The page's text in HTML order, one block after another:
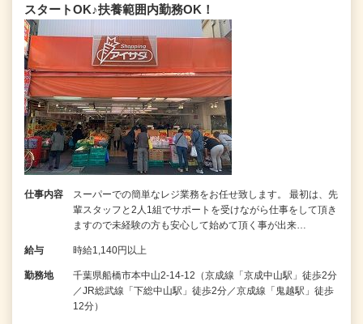
スタートOK♪扶養範囲内勤務OK！
仕事内容
スーパーでの簡単なレジ業務をお任せ致します。 最初は、先
輩スタッフと2人1組でサポートを受けながら仕事をして頂き
ますので未経験の方も安心して始めて頂く事が出来…
給与 時給1,140円以上
勤務地
千葉県船橋市本中山2-14-12（京成線「京成中山駅」徒歩2分
／JR総武線「下総中山駅」徒歩2分／京成線「鬼越駅」徒歩
12分）